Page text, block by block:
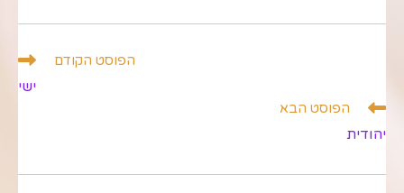
הפוסט הקודם
ישי
הפוסט הבא
יהודית